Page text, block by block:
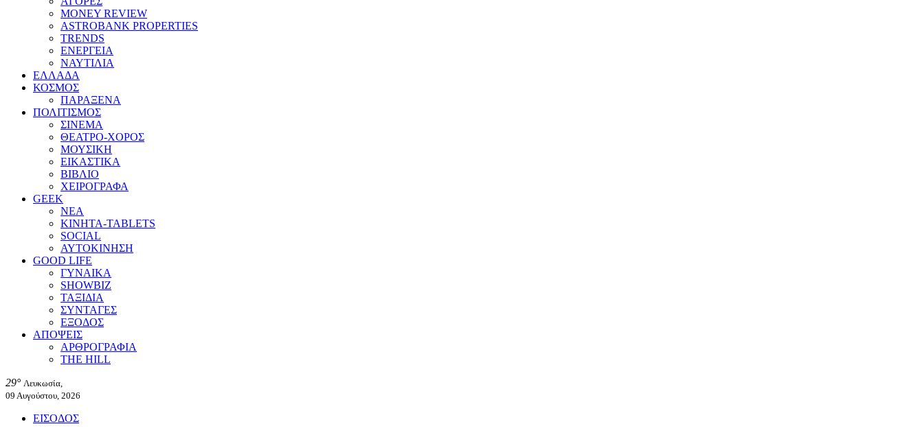
MONEY REVIEW
ASTROBANK PROPERTIES
TRENDS
ΕΝΕΡΓΕΙΑ
ΝΑΥΤΙΛΙΑ
ΕΛΛΑΔΑ
ΚΟΣΜΟΣ
ΠΑΡΑΞΕΝΑ
ΠΟΛΙΤΙΣΜΟΣ
ΣΙΝΕΜΑ
ΘΕΑΤΡΟ-ΧΟΡΟΣ
ΜΟΥΣΙΚΗ
ΕΙΚΑΣΤΙΚΑ
ΒΙΒΛΙΟ
ΧΕΙΡΟΓΡΑΦΑ
GEEK
ΝΕΑ
ΚΙΝΗΤΑ-TABLETS
SOCIAL
ΑΥΤΟΚΙΝΗΣΗ
GOOD LIFE
ΓΥΝΑΙΚΑ
SHOWBIZ
ΤΑΞΙΔΙΑ
ΣΥΝΤΑΓΕΣ
ΕΞΟΔΟΣ
ΑΠΟΨΕΙΣ
ΑΡΘΡΟΓΡΑΦΙΑ
THE HILL
29° Λευκωσία,
09 Αυγούστου, 2026
ΕΙΣΟΔΟΣ